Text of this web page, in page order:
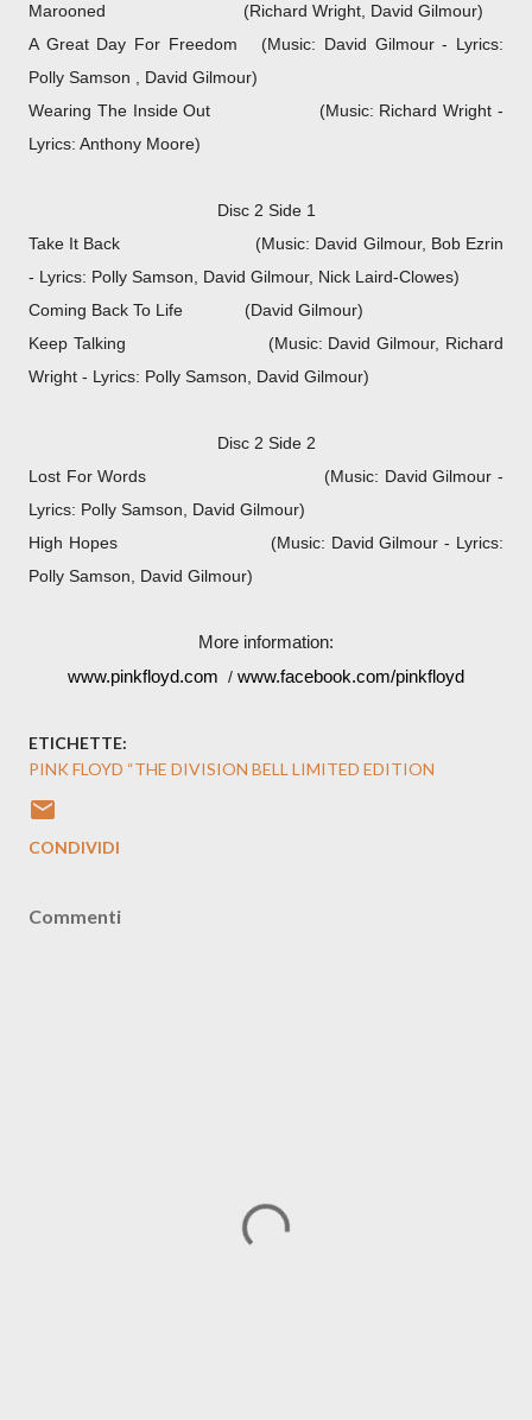
Marooned
(Richard Wright, David Gilmour)
A Great Day For Freedom (Music: David Gilmour - Lyrics:
Polly Samson , David Gilmour)
Wearing The Inside Out (Music: Richard Wright -
Lyrics: Anthony Moore)
Disc 2 Side 1
Take It Back (Music: David Gilmour, Bob Ezrin
- Lyrics: Polly Samson, David Gilmour, Nick Laird-Clowes)
Coming Back To Life (David Gilmour)
Keep Talking
(Music: David Gilmour, Richard
Wright - Lyrics: Polly Samson, David Gilmour)
Disc 2 Side 2
Lost For Words (Music: David Gilmour -
Lyrics: Polly Samson, David Gilmour)
High Hopes
(Music: David Gilmour - Lyrics:
Polly Samson, David Gilmour)
More information:
www.pinkfloyd.com / www.facebook.com/pinkfloyd
ETICHETTE:
PINK FLOYD “THE DIVISION BELL LIMITED EDITION
CONDIVIDI
Commenti